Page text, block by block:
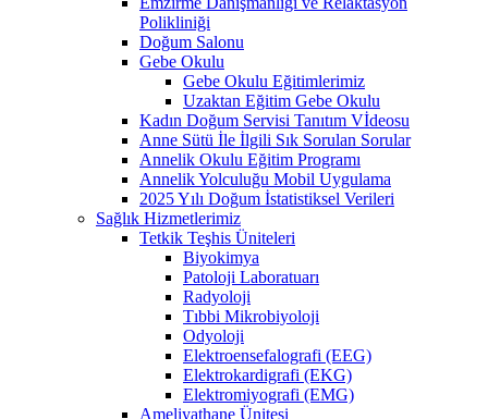
Polikliniği
Doğum Salonu
Gebe Okulu
Gebe Okulu Eğitimlerimiz
Uzaktan Eğitim Gebe Okulu
Kadın Doğum Servisi Tanıtım Vİdeosu
Anne Sütü İle İlgili Sık Sorulan Sorular
Annelik Okulu Eğitim Programı
Annelik Yolculuğu Mobil Uygulama
2025 Yılı Doğum İstatistiksel Verileri
Sağlık Hizmetlerimiz
Tetkik Teşhis Üniteleri
Biyokimya
Patoloji Laboratuarı
Radyoloji
Tıbbi Mikrobiyoloji
Odyoloji
Elektroensefalografi (EEG)
Elektrokardigrafi (EKG)
Elektromiyografi (EMG)
Ameliyathane Ünitesi